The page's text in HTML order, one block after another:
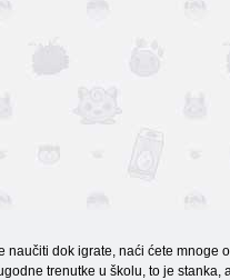
dok igrate, naći ćete
trenutke u školu, to je